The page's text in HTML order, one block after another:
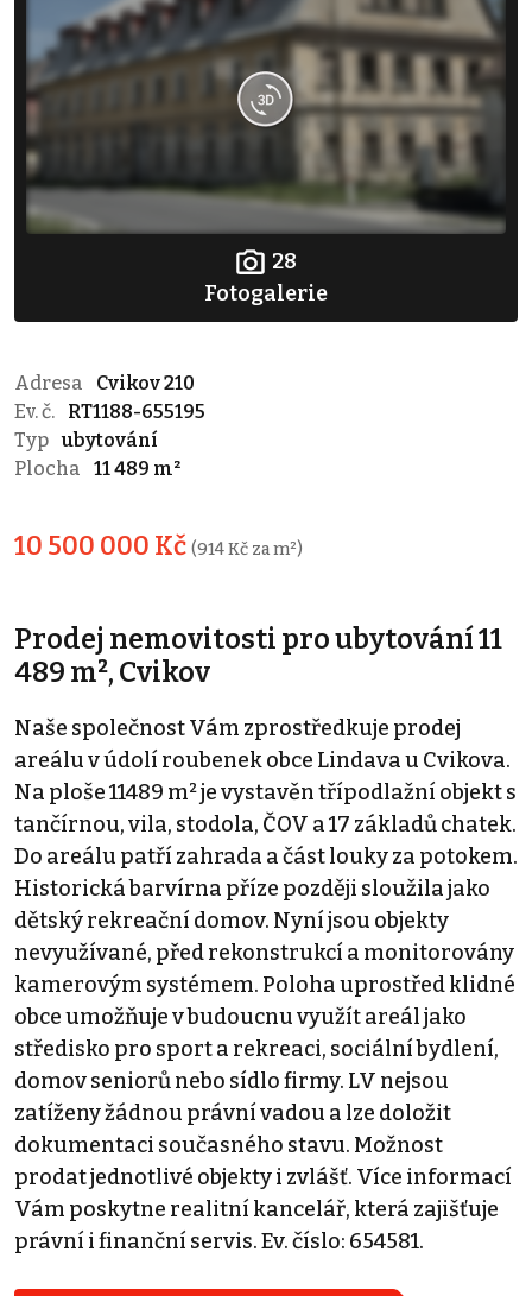
28
Fotogalerie
Adresa
Cvikov 210
Ev. č.
RT1188-655195
Typ ubytování
Plocha
11 489 m²
10 500 000 Kč (914 Kč za m²)
Prodej nemovitosti pro ubytování 11
489 m², Cvikov
Naše společnost Vám zprostředkuje prodej
areálu v údolí roubenek obce Lindava u Cvikova.
Na ploše 11489 m² je vystavěn třípodlažní objekt s
tančírnou, vila, stodola, ČOV a 17 základů chatek.
Do areálu patří zahrada a část louky za potokem.
Historická barvírna příze později sloužila jako
dětský rekreační domov. Nyní jsou objekty
nevyužívané, před rekonstrukcí a monitorovány
kamerovým systémem. Poloha uprostřed klidné
obce umožňuje v budoucnu využít areál jako
středisko pro sport a rekreaci, sociální bydlení,
domov seniorů nebo sídlo firmy. LV nejsou
zatíženy žádnou právní vadou a lze doložit
dokumentaci současného stavu. Možnost
prodat jednotlivé objekty i zvlášť. Více informací
Vám poskytne realitní kancelář, která zajišťuje
právní i finanční servis. Ev. číslo: 654581.